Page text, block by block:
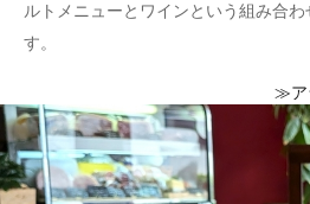
ルトメニューとワインという組み合
す。
≫ア